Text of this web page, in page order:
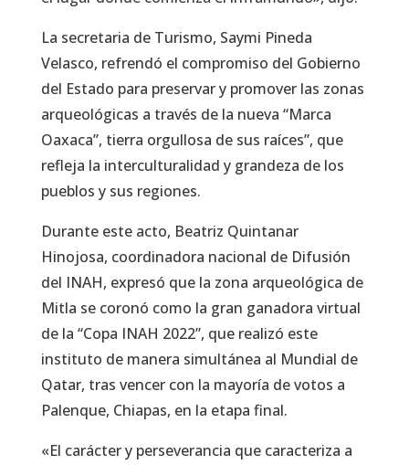
La secretaria de Turismo, Saymi Pineda
Velasco, refrendó el compromiso del Gobierno
del Estado para preservar y promover las zonas
arqueológicas a través de la nueva “Marca
Oaxaca”, tierra orgullosa de sus raíces”, que
refleja la interculturalidad y grandeza de los
pueblos y sus regiones.
Durante este acto, Beatriz Quintanar
Hinojosa, coordinadora nacional de Difusión
del INAH, expresó que la zona arqueológica de
Mitla se coronó como la gran ganadora virtual
de la “Copa INAH 2022”, que realizó este
instituto de manera simultánea al Mundial de
Qatar, tras vencer con la mayoría de votos a
Palenque, Chiapas, en la etapa final.
«El carácter y perseverancia que caracteriza a